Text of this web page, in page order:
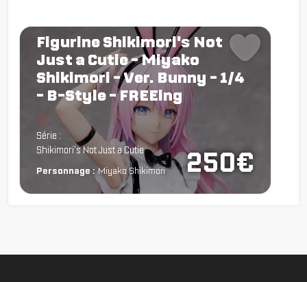
250€
Figurine Shikimori's Not
Just a Cutie - Miyako
Shikimori - Ver. Bunny - 1/4
- B-Style - FREEing
Chargement...
Série :
Shikimori's Not Just a Cutie
Personnage : Miyako Shikimori